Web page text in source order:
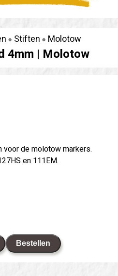
Stiften Molotow
4mm | Molotow
de molotow markers.
en 111EM.
Bestellen